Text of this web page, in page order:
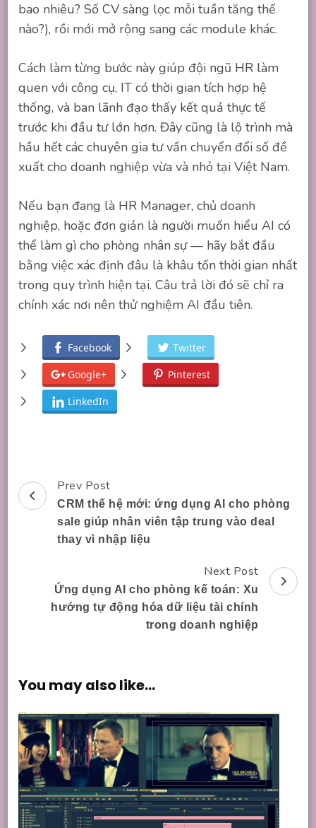
bao nhiêu? Số CV sàng lọc mỗi tuần tăng thế
nào?), rồi mới mở rộng sang các module khác.
Cách làm từng bước này giúp đội ngũ HR làm
quen với công cụ, IT có thời gian tích hợp hệ
thống, và ban lãnh đạo thấy kết quả thực tế
trước khi đầu tư lớn hơn. Đây cũng là lộ trình mà
hầu hết các chuyên gia tư vấn chuyển đổi số đề
xuất cho doanh nghiệp vừa và nhỏ tại Việt Nam.
Nếu bạn đang là HR Manager, chủ doanh
nghiệp, hoặc đơn giản là người muốn hiểu AI có
thể làm gì cho phòng nhân sự — hãy bắt đầu
bằng việc xác định đâu là khâu tốn thời gian nhất
trong quy trình hiện tại. Câu trả lời đó sẽ chỉ ra
chính xác nơi nên thử nghiệm AI đầu tiên.
Facebook Twitter
Google+ Pinterest
LinkedIn
Post
Navigation
Prev Post
CRM thế hệ mới: ứng dụng AI cho phòng
sale giúp nhân viên tập trung vào deal
thay vì nhập liệu
Next Post
Ứng dụng AI cho phòng kế toán: Xu
hướng tự động hóa dữ liệu tài chính
trong doanh nghiệp
You may also like...